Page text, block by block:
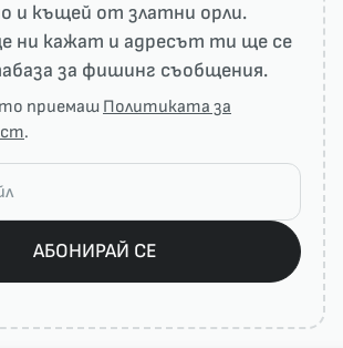
и къщей от златни орли.
ни кажат и адресът ти ще се
за фишинг съобщения.
приемаш Политиката за
.
АБОНИРАЙ СЕ